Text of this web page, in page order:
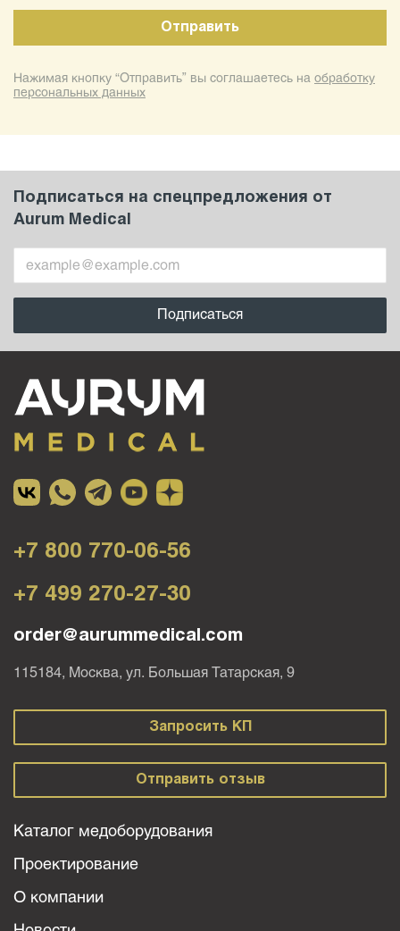
Нажимая кнопку “Отправить” вы соглашаетесь на обработку
персональных данных
Подписаться на спецпредложения от
Aurum Medical
Каталог медоборудования
Проектирование
О компании
+7 800 770-06-56
+7 499 270-27-30
order@aurummedical.com
115184, Москва, ул. Большая Татарская, 9
Запросить КП
Отправить отзыв